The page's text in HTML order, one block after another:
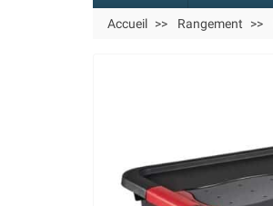
Accueil Rangement